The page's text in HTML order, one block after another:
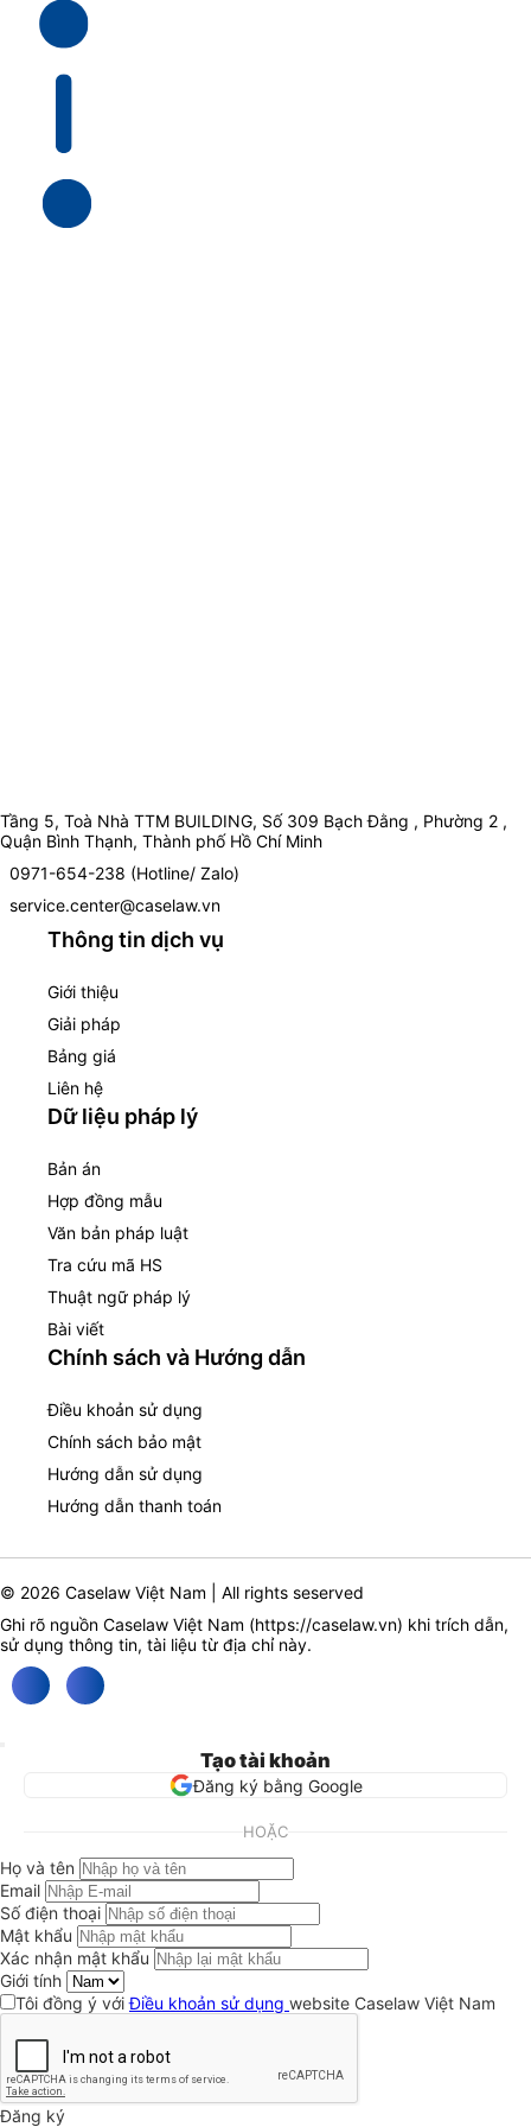
Tầng 5, Toà Nhà TTM BUILDING, Số 309 Bạch Đằng , Phường 2 ,
Quận Bình Thạnh, Thành phố Hồ Chí Minh
0971-654-238 (Hotline/ Zalo)
service.center@caselaw.vn
Thông tin dịch vụ
Giới thiệu
Giải pháp
Bảng giá
Liên hệ
Dữ liệu pháp lý
Bản án
Hợp đồng mẫu
Văn bản pháp luật
Tra cứu mã HS
Thuật ngữ pháp lý
Bài viết
Chính sách và Hướng dẫn
Điều khoản sử dụng
Chính sách bảo mật
Hướng dẫn sử dụng
Hướng dẫn thanh toán
© 2026 Caselaw Việt Nam | All rights seserved
Ghi rõ nguồn Caselaw Việt Nam (https://caselaw.vn) khi trích dẫn,
sử dụng thông tin, tài liệu từ địa chỉ này.
Tạo tài khoản
Đăng ký bằng Google
HOẶC
Họ và tên
Email
Số điện thoại
Mật khẩu
Xác nhận mật khẩu
Giới tính
Tôi đồng ý vớiĐiều khoản sử dụng website Caselaw Việt Nam
Đăng ký